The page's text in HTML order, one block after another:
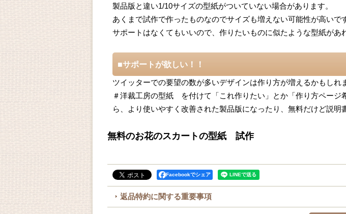
製品版と違い1/10サイズの型紙がついていない場合があります。
あくまで試作で作ったものなのでサイズも増えない可能性が高いで
サポートはなくてもいいので、作りたいものに似たような型紙があ
■サポートが欲しい！！
ツイッターでの要望の数が多いデザインは作り方が増えるかもしれ
＃洋裁工房の型紙 を付けて「これ作りたい」とか「作り方ページ
ら、より使いやすく改善された製品版になったり、無料だけど説明
無料のお花のスカートの型紙 試作
Facebookでシェア
返品特約に関する重要事項